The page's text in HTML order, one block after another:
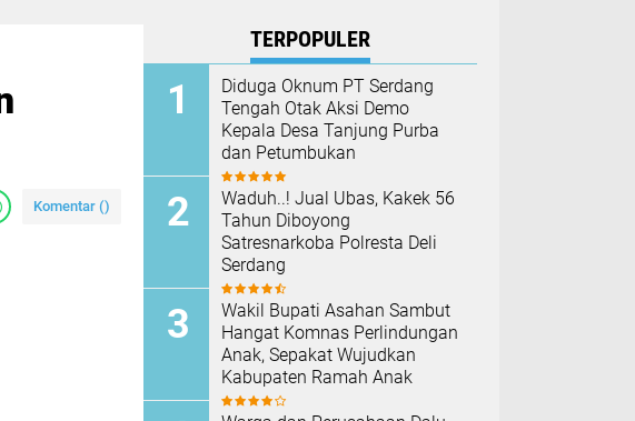
Komentar ()
TERPOPULER
Diduga Oknum PT Serdang
Tengah Otak Aksi Demo
Kepala Desa Tanjung Purba
dan Petumbukan
Waduh..! Jual Ubas, Kakek 56
Tahun Diboyong
Satresnarkoba Polresta Deli
Serdang
Wakil Bupati Asahan Sambut
Hangat Komnas Perlindungan
Anak, Sepakat Wujudkan
Kabupaten Ramah Anak